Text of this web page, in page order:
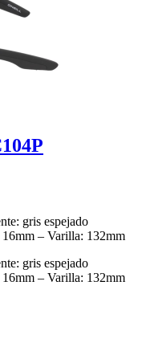
gris espejado
– Varilla: 132mm
gris espejado
– Varilla: 132mm